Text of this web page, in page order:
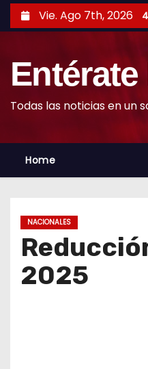
k
o
t
Vie. Ago 7th, 2026
Todas las noticias en un
Home
NACIONALES
2025